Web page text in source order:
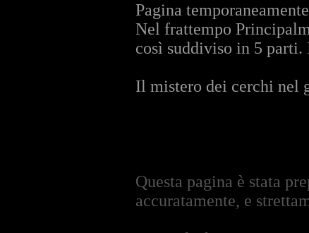
Pagina
Nel frattempo
così suddiviso in 5
Il mistero dei cerchi nel
Questa pagina è stata
accuratamente, e